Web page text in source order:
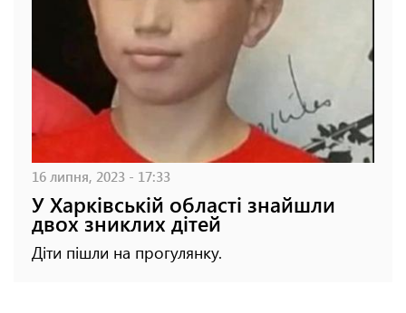
16 липня, 2023 - 17:33
У Харківській області знайшли
двох зниклих дітей
Діти пішли на прогулянку.